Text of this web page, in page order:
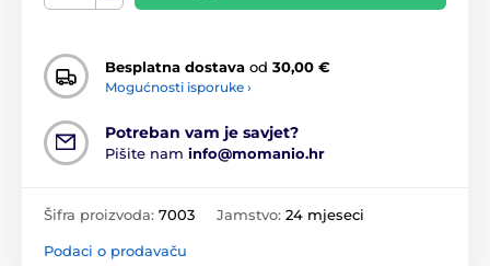
Besplatna dostava od 30,00 €
Mogućnosti isporuke ›
Potreban vam je savjet?
Pišite nam info@momanio.hr
Šifra proizvoda: 7003 Jamstvo: 24 mjeseci
Podaci o prodavaču